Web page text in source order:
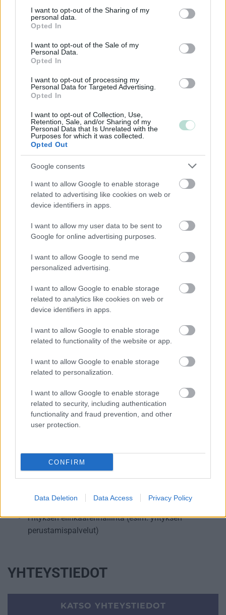
not limited to your visit or usage behaviour. You may click to
grant or deny consent to Google and its third-party tags to
use your data for below specified purposes in below Google
consent section.
I want to opt-out of the Sharing of my
personal data.
Opted In
I want to opt-out of the Sale of my
Personal Data.
Opted In
I want to opt-out of processing my
Personal Data for Targeted Advertising.
Opted In
I want to opt-out of Collection, Use,
Retention, Sale, and/or Sharing of my
Personal Data that Is Unrelated with the
Purposes for which it was collected.
Opted Out
Google consents
I want to allow Google to enable storage
related to advertising like cookies on web or
device identifiers in apps.
I want to allow my user data to be sent to
Google for online advertising purposes.
I want to allow Google to send me
personalized advertising.
I want to allow Google to enable storage
related to analytics like cookies on web or
device identifiers in apps.
I want to allow Google to enable storage
related to functionality of the website or app.
I want to allow Google to enable storage
related to personalization.
I want to allow Google to enable storage
related to security, including authentication
functionality and fraud prevention, and other
user protection.
CONFIRM
Data Deletion Data Access Privacy Policy
Suomi
Englanti
Yhtiökoko
Keskikokoiset
Pienet
Yhtiömuodot
Yksityinen osakeyhtiö
Toimiala
Kuljetusliike­toiminta
Palveluliiketoiminta
Palvelutarjonta
ALV-laskelmat, ilmoitukset verottajalle ja
tilinpäätökset
Lakisääteinen kirjanpito
Liiketoiminnan kehittämispalvelut (esim.
Maksatuspalvelut
Myyntilaskuihin liittyvät palvelut
Ostolaskuihin liittyvät palvelut
Sisäinen laskenta
Ulkoinen laskenta
Yrityksen elinkaarenhallinta (esim. yrityksen
perustamispalvelut)
YHTEYSTIEDOT
KATSO YHTEYSTIEDOT